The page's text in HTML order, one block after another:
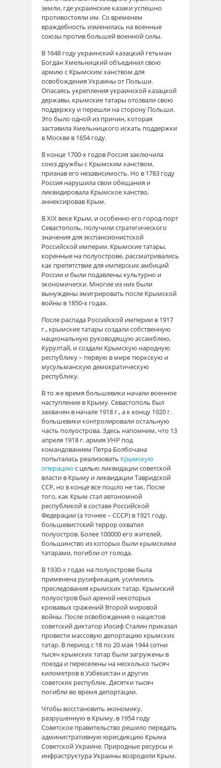
земли, где украинские казаки успешно
противостояли им. Со временем
враждебность изменилась на военные
союзы против большей военной силы.
В 1648 году украинский казацкий гетьман
Богдан Хмельницкий объединил свою
армию с Крымским ханством для
освобождения Украины от Польши.
Опасаясь укрепления украинской казацкой
державы, крымские татары отозвали свою
поддержку и перешли на сторону Польши.
Это было одной из причин, которая
заставила Хмельницкого искать поддержки
в Москве в 1654 году.
В конце 1700-х годов Россия заключила
союз дружбы с Крымским ханством,
признав его независимость. Но в 1783 году
Россия нарушила свои обещания и
ликвидировала Крымское ханство,
аннексировав Крым.
В XIX веке Крым, и особенно его город-порт
Севастополь, получили стратегического
значения для экспансионистской
Российской империи. Крымские татары,
коренные на полуострове, рассматривались
как препятствие для имперских амбиций
России и были подавлены культурно и
экономически. Многие из них были
вынуждены эмигрировать после Крымской
войны в 1850-х годах.
После распада Российской империи в 1917
г., крымские татары создали собственную
национальную руководящую ассамблею,
Курултай, и создали Крымскую народную
республику – первую в мире тюркскую и
мусульманскую демократическую
республику.
В то же время большевики начали военное
наступление в Крыму. Севастополь был
захвачен в начале 1918 г., а к концу 1920 г.
большевики контролировали остальную
часть полуострова. Здесь напомним, что 13
апреля 1918 г. армия УНР под
командованием Петра Болбочана
попыталась реализовать Крымскую
операцию с целью ликвидации советской
власти в Крыму и ликвидации Тавридской
ССР, но в конце все пошло не так. После
того, как Крым стал автономной
республикой в составе Российской
Федерации (а точнее – СССР) в 1921 году,
большевистский террор охватил
полуостров. Более 100000 его жителей,
большинство из которых были крымскими
татарами, погибли от голода.
В 1930-х годах на полуострове была
применена русификация, усилились
преследования крымских татар. Крымский
полуостров был ареной некоторых
кровавых сражений Второй мировой
войны. После освобождения о нацистов
советский диктатор Иосиф Сталин приказал
провести массовую депортацию крымских
татар. В период с 18 по 20 мая 1944 сотни
тысяч крымских татар были загружены в
поезда и переселены на несколько тысяч
километров в Узбекистан и других
советских республик. Десятки тысяч
погибли во время депортации.
Чтобы восстановить экономику,
разрушенную в Крыму, в 1954 году
Советское правительство решило передать
административную юрисдикцию Крыма
Советской Украине. Природные ресурсы и
инфраструктура Украины возродили Крым.